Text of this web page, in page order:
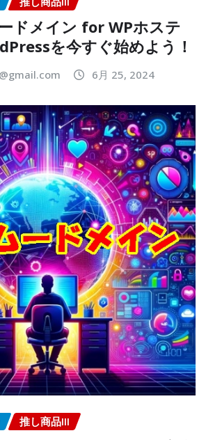
ドメイン for WPホステ
を今すぐ始めよう！
6月 25, 2024
推し商品III